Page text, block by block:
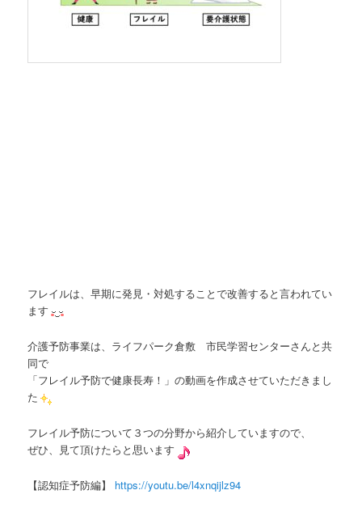
フレイルは、早期に発見・対処することで改善すると言われてい
ます
介護予防事業は、ライフパーク倉敷 市民学習センターさんと共
同で
「フレイル予防で健康長寿！」の動画を作成させていただきまし
た
フレイル予防について３つの分野から紹介していますので、
ぜひ、見て頂けたらと思います
【認知症予防編】 https://youtu.be/l4xnqijlz94